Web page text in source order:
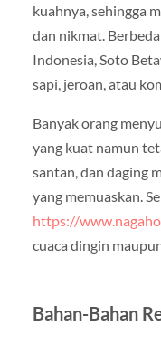
kuahnya, sehingga
dan nikmat.
Indonesia, Soto
sapi, jeroan, atau
Banyak orang
yang kuat namun
santan, dan daging
yang memuaskan.
https://
cuaca dingin
Bahan-Bahan